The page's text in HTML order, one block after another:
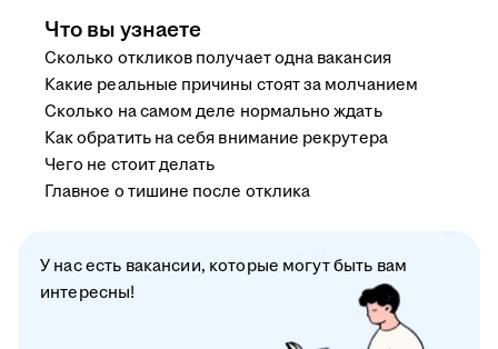
Что вы узнаете
Сколько откликов получает одна вакансия
Какие реальные причины стоят за молчанием
Сколько на самом деле нормально ждать
Как обратить на себя внимание рекрутера
Чего не стоит делать
Главное о тишине после отклика
У нас есть вакансии, которые могут быть вам
интересны!